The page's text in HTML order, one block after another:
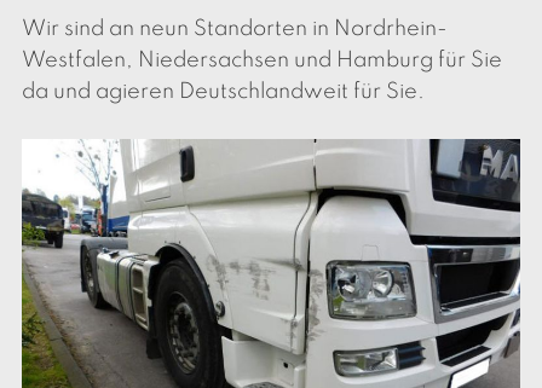
Wir sind an neun Standorten in Nordrhein-
Westfalen, Niedersachsen und Hamburg für Sie
da und agieren Deutschlandweit für Sie.